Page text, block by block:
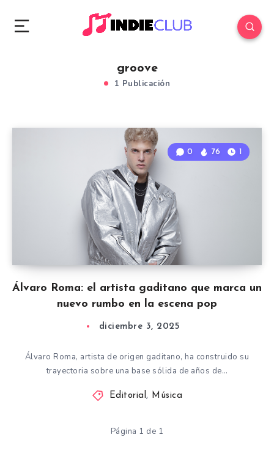
groove
1 Publicación
Álvaro Roma: el artista gaditano que marca un
nuevo rumbo en la escena pop
0 76 1
diciembre 3, 2025
Álvaro Roma, artista de origen gaditano, ha construido su
trayectoria sobre una base sólida de años de…
Editorial, Música
Página 1 de 1